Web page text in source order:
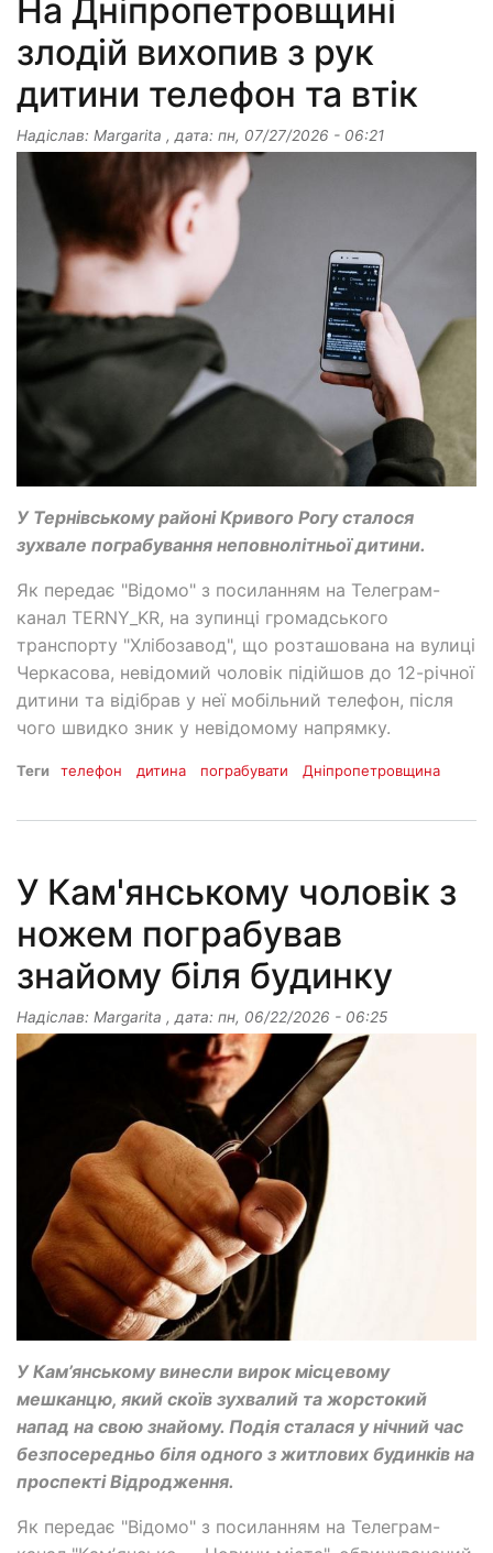
На Дніпропетровщині
злодій вихопив з рук
дитини телефон та втік
Надіслав: Margarita , дата: пн, 07/27/2026 - 06:21
У Тернівському районі Кривого Рогу сталося
зухвале пограбування неповнолітньої дитини.
Як передає "Відомо" з посиланням на Телеграм-
канал TERNY_KR, на зупинці громадського
транспорту "Хлібозавод", що розташована на вулиці
Черкасова, невідомий чоловік підійшов до 12-річної
дитини та відібрав у неї мобільний телефон, після
чого швидко зник у невідомому напрямку.
Теги телефон дитина пограбувати Дніпропетровщина
У Кам'янському чоловік з
ножем пограбував
знайому біля будинку
Надіслав: Margarita , дата: пн, 06/22/2026 - 06:25
У Кам’янському винесли вирок місцевому
мешканцю, який скоїв зухвалий та жорстокий
напад на свою знайому. Подія сталася у нічний час
безпосередньо біля одного з житлових будинків на
проспекті Відродження.
Як передає "Відомо" з посиланням на Телеграм-